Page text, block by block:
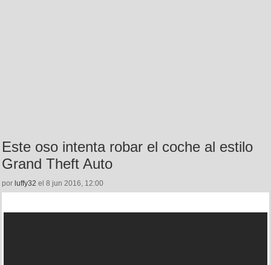
Este oso intenta robar el coche al estilo
Grand Theft Auto
por luffy32 el 8 jun 2016, 12:00